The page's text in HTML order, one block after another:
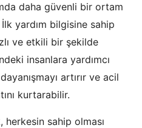
daha güvenli bir ortam
yardım bilgisine sahip
ve etkili bir şekilde
insanlara yardımcı
artırır ve acil
kurtarabilir.
herkesin sahip olması